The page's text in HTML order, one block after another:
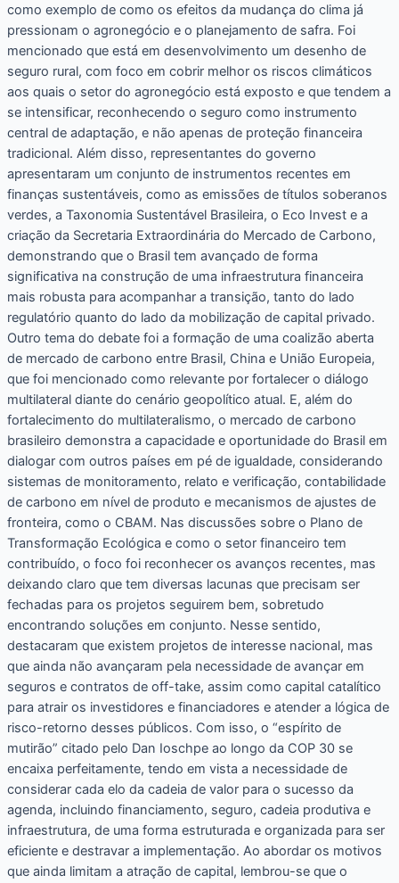
como exemplo de como os efeitos da mudança do clima já
pressionam o agronegócio e o planejamento de safra. Foi
mencionado que está em desenvolvimento um desenho de
seguro rural, com foco em cobrir melhor os riscos climáticos
aos quais o setor do agronegócio está exposto e que tendem a
se intensificar, reconhecendo o seguro como instrumento
central de adaptação, e não apenas de proteção financeira
tradicional. Além disso, representantes do governo
apresentaram um conjunto de instrumentos recentes em
finanças sustentáveis, como as emissões de títulos soberanos
verdes, a Taxonomia Sustentável Brasileira, o Eco Invest e a
criação da Secretaria Extraordinária do Mercado de Carbono,
demonstrando que o Brasil tem avançado de forma
significativa na construção de uma infraestrutura financeira
mais robusta para acompanhar a transição, tanto do lado
regulatório quanto do lado da mobilização de capital privado.
Outro tema do debate foi a formação de uma coalizão aberta
de mercado de carbono entre Brasil, China e União Europeia,
que foi mencionado como relevante por fortalecer o diálogo
multilateral diante do cenário geopolítico atual. E, além do
fortalecimento do multilateralismo, o mercado de carbono
brasileiro demonstra a capacidade e oportunidade do Brasil em
dialogar com outros países em pé de igualdade, considerando
sistemas de monitoramento, relato e verificação, contabilidade
de carbono em nível de produto e mecanismos de ajustes de
fronteira, como o CBAM. Nas discussões sobre o Plano de
Transformação Ecológica e como o setor financeiro tem
contribuído, o foco foi reconhecer os avanços recentes, mas
deixando claro que tem diversas lacunas que precisam ser
fechadas para os projetos seguirem bem, sobretudo
encontrando soluções em conjunto. Nesse sentido,
destacaram que existem projetos de interesse nacional, mas
que ainda não avançaram pela necessidade de avançar em
seguros e contratos de off-take, assim como capital catalítico
para atrair os investidores e financiadores e atender a lógica de
risco-retorno desses públicos. Com isso, o “espírito de
mutirão” citado pelo Dan Ioschpe ao longo da COP 30 se
encaixa perfeitamente, tendo em vista a necessidade de
considerar cada elo da cadeia de valor para o sucesso da
agenda, incluindo financiamento, seguro, cadeia produtiva e
infraestrutura, de uma forma estruturada e organizada para ser
eficiente e destravar a implementação. Ao abordar os motivos
que ainda limitam a atração de capital, lembrou-se que o